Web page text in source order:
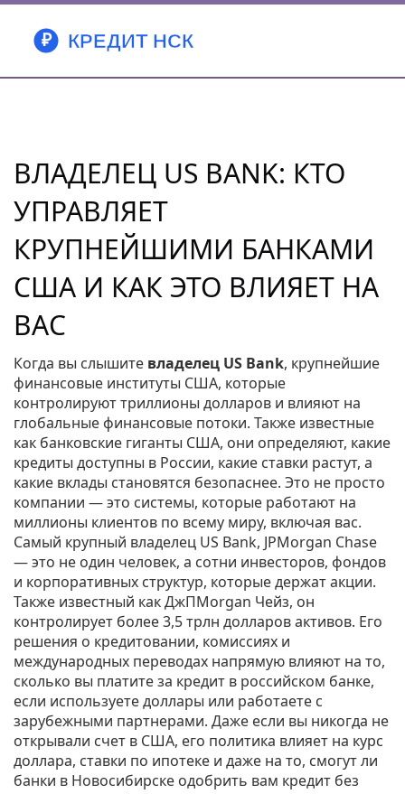
ВЛАДЕЛЕЦ US BANK: КТО
УПРАВЛЯЕТ
КРУПНЕЙШИМИ БАНКАМИ
США И КАК ЭТО ВЛИЯЕТ НА
ВАС
Когда вы слышите владелец US Bank, крупнейшие
финансовые институты США, которые
контролируют триллионы долларов и влияют на
глобальные финансовые потоки. Также известные
как банковские гиганты США, они определяют, какие
кредиты доступны в России, какие ставки растут, а
какие вклады становятся безопаснее. Это не просто
компании — это системы, которые работают на
миллионы клиентов по всему миру, включая вас.
Самый крупный владелец US Bank, JPMorgan Chase
— это не один человек, а сотни инвесторов, фондов
и корпоративных структур, которые держат акции.
Также известный какДжПМorgan Чейз, он
контролирует более 3,5 трлн долларов активов. Его
решения о кредитовании, комиссиях и
международных переводах напрямую влияют на то,
сколько вы платите за кредит в российском банке,
если используете доллары или работаете с
зарубежными партнерами. Даже если вы никогда не
открывали счет в США, его политика влияет на курс
доллара, ставки по ипотеке и даже на то, смогут ли
банки в Новосибирске одобрить вам кредит без